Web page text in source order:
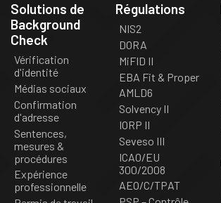
Solutions de
Background
Check
Vérification
d'identité
Médias sociaux
Confirmation
d'adresse
Sentences,
mesures &
procédures
Expérience
professionnelle
Régulations
NIS2
DORA
MiFID II
EBA Fit & Proper
AMLD6
Solvency II
IORP II
Seveso III
ICAO/EU
300/2008
AEO/C/TPAT